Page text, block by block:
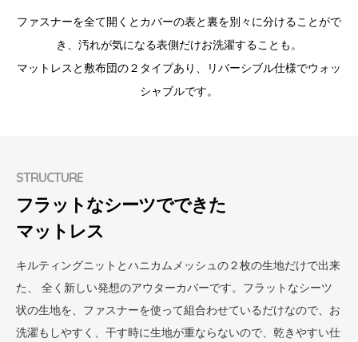
ファスナーを全て開くとカバーの表と裏を別々に分けることがで
き、 汚れが気になる表側だけお洗濯することも。
マットレスと敷布団の２タイプあり、リバーシブル仕様でウォッ
シャブルです。
STRUCTURE
フラットなシーツでできた
マットレス
キルティングニットとハニカムメッシュの２枚の生地だけで出来
た、 全く新しい発想のアウターカバーです。フラットなシーツ
状の生地を、ファスナーを使って組合わせているだけなので、お
洗濯もしやすく、干す時に生地が重ならないので、乾きやすい仕